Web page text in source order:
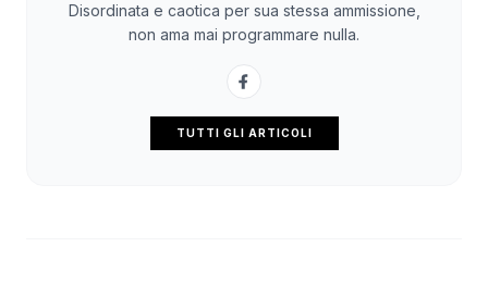
Disordinata e caotica per sua stessa ammissione,
non ama mai programmare nulla.
TUTTI GLI ARTICOLI